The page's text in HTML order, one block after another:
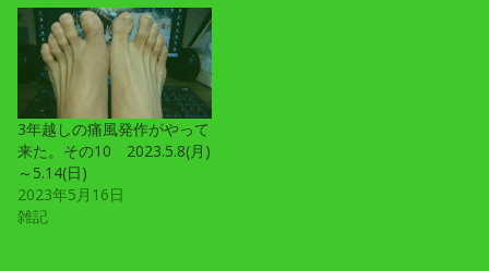
3年越しの痛風発作がやって
来た。その10 2023.5.8(月)
～5.14(日)
2023年5月16日
雑記